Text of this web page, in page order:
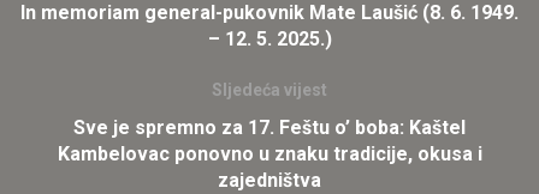
In memoriam general-pukovnik Mate Laušić (8. 6. 1949.
– 12. 5. 2025.)
Sljedeća vijest
Sve je spremno za 17. Feštu o’ boba: Kaštel
Kambelovac ponovno u znaku tradicije, okusa i
zajedništva